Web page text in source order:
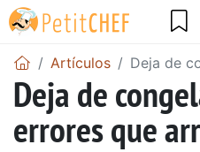
Artículos Deja de
Deja de
errores que